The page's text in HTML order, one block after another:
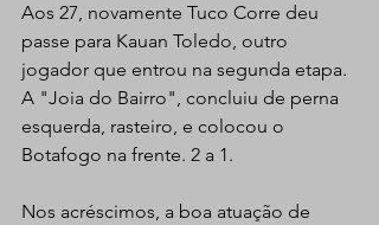
Aos 27, novamente Tuco Corre deu
passe para Kauan Toledo, outro
jogador que entrou na segunda etapa.
A "Joia do Bairro", concluiu de perna
esquerda, rasteiro, e colocou o
Botafogo na frente. 2 a 1.
Nos acréscimos, a boa atuação de